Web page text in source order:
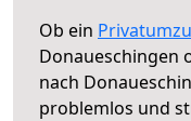
Ob ein
Donaueschingen
nach
problemlos und